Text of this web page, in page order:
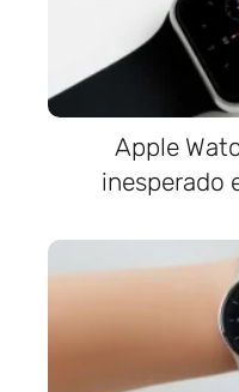
Apple
inesperado